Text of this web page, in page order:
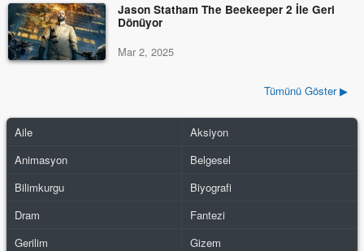
Jason Statham The Beekeeper 2 İle Geri
Dönüyor
Mar 2, 2025
Tümünü Göster ▶
Aile
Aksiyon
Animasyon
Belgesel
Bilimkurgu
Biyografi
Dram
Fantezi
Gerilim
Gizem